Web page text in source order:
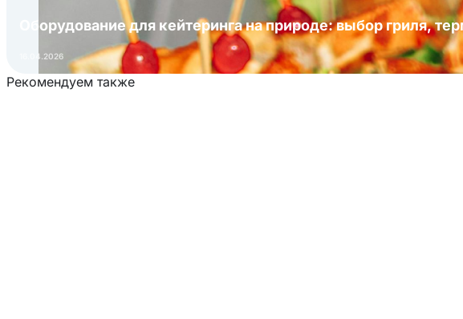
Оборудование для кейтеринга на природе: выбор гриля,
16.04.2026
Рекомендуем также